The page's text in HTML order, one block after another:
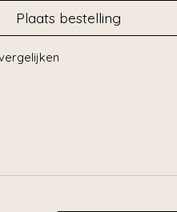
Plaats bestelling